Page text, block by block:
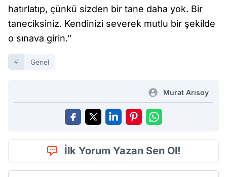
hatırlatıp, çünkü sizden bir tane daha yok. Bir
taneciksiniz. Kendinizi severek mutlu bir şekilde
o sınava girin.”
Genel
Murat Arısoy
İlk Yorum Yazan Sen Ol!